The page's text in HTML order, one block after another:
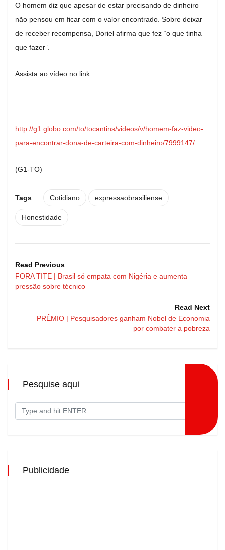
O homem diz que apesar de estar precisando de dinheiro
não pensou em ficar com o valor encontrado. Sobre deixar
de receber recompensa, Doriel afirma que fez “o que tinha
que fazer”.
Assista ao vídeo no link:
http://g1.globo.com/to/tocantins/videos/v/homem-faz-video-
para-encontrar-dona-de-carteira-com-dinheiro/7999147/
(G1-TO)
Tags : Cotidiano expressaobrasiliense
Honestidade
Read Previous
FORA TITE | Brasil só empata com Nigéria e aumenta
pressão sobre técnico
Read Next
PRÊMIO | Pesquisadores ganham Nobel de Economia
por combater a pobreza
Pesquise aqui
Publicidade